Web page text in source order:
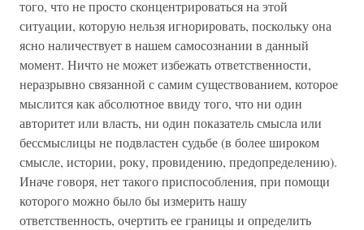
того, что не просто сконцентрироваться на этой
ситуации, которую нельзя игнорировать, поскольку она
ясно наличествует в нашем самосознании в данный
момент. Ничто не может избежать ответственности,
неразрывно связанной с самим существованием, которое
мыслится как абсолютное ввиду того, что ни один
авторитет или власть, ни один показатель смысла или
бессмыслицы не подвластен судьбе (в более широком
смысле, истории, року, провидению, предопределению).
Иначе говоря, нет такого приспособления, при помощи
которого можно было бы измерить нашу
ответственность, очертить ее границы и определить